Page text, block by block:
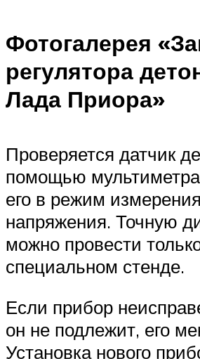
Фотогалерея
регулятора
Лада Приора»
Проверяется датчик
помощью
его в режим измерения
напряжения. Точную
можно провести
специальном стенде.
Если прибор
он не подлежит, его
Установка нового